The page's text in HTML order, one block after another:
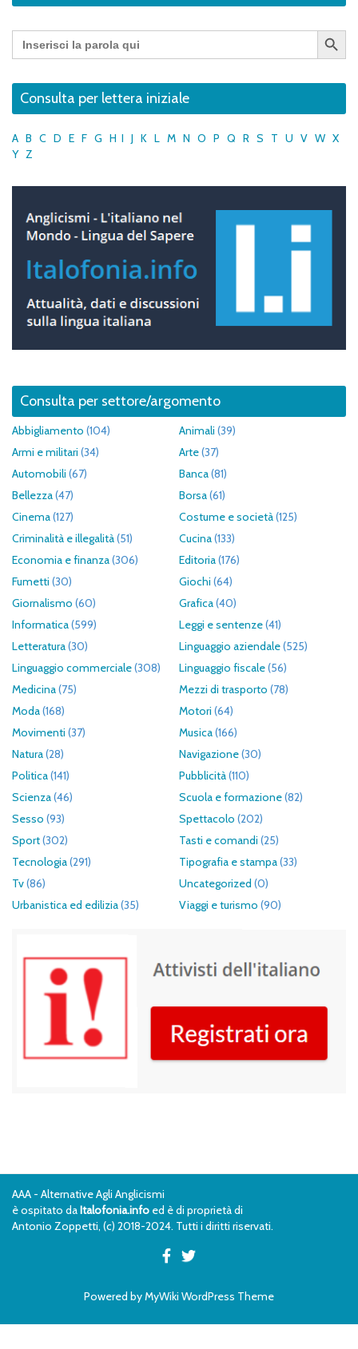
Search
for:
Search Button
Consulta per lettera iniziale
A B C D E F G H I J K L M N O P Q R S T U V W X
Y Z
Consulta per settore/argomento
Abbigliamento (104) Animali (39)
Armi e militari (34) Arte(37)
Automobili (67) Banca(81)
Bellezza(47) Borsa(61)
Cinema(127) Costume e società(125)
Criminalità e illegalità(51) Cucina(133)
Economia e finanza(306) Editoria(176)
Fumetti (30) Giochi (64)
Giornalismo (60) Grafica(40)
Informatica(599) Leggi e sentenze(41)
Letteratura(30) Linguaggio aziendale(525)
Linguaggio commerciale(308) Linguaggio fiscale(56)
Medicina(75) Mezzi di trasporto (78)
Moda(168) Motori (64)
Movimenti (37) Musica(166)
Natura(28) Navigazione(30)
Politica(141) Pubblicità(110)
Scienza(46) Scuola e formazione(82)
Sesso (93) Spettacolo (202)
Sport(302) Tasti e comandi (25)
Tecnologia(291) Tipografia e stampa(33)
Tv(86) Uncategorized (0)
Urbanistica ed edilizia(35) Viaggi e turismo (90)
AAA - Alternative Agli Anglicismi
è ospitato daItalofonia.info ed è di proprietà di
Antonio Zoppetti, (c) 2018-2024. Tutti i diritti riservati.
Powered byMyWiki WordPress Theme